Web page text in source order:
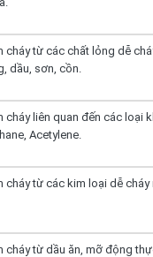
cháy từ các chất lỏng dễ
dầu, sơn, cồn.
cháy liên quan đến các loại
Acetylene.
cháy từ các kim loại dễ cháy
cháy từ dầu ăn, mỡ động